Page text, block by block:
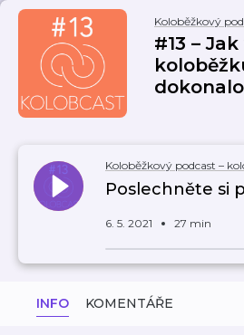
Koloběžkový
#13 –
Koloběžkový podcast –
Poslechněte si
6. 5. 2021 27 min
INFO KOMENTÁŘE